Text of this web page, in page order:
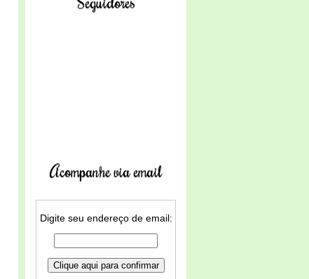
Acompanhe via email
Digite seu endereço de email: